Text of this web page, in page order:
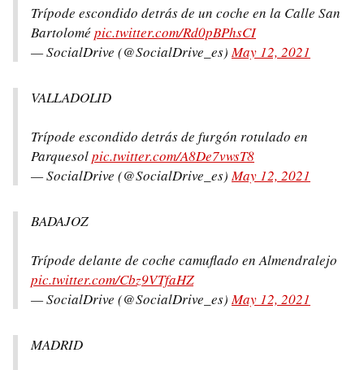
Trípode escondido detrás de un coche en la Calle San
Bartolomépic.twitter.com/Rd0pBPhsCI
— SocialDrive (@SocialDrive_es)May 12, 2021
VALLADOLID
Trípode escondido detrás de furgón rotulado en
Parquesolpic.twitter.com/A8De7vwsT8
— SocialDrive (@SocialDrive_es)May 12, 2021
BADAJOZ
Trípode delante de coche camuflado en Almendralejo
pic.twitter.com/Cbz9VTfaHZ
— SocialDrive (@SocialDrive_es)May 12, 2021
MADRID